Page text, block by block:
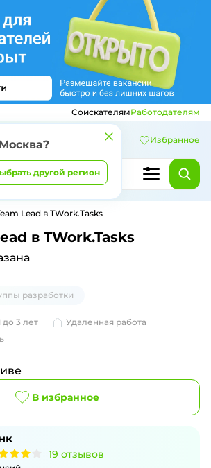
Москва?
другой регион
СоискателямРаботодателям
Избранное
Lead в TWork.Tasks
в TWork.Tasks
разработки
до 3 лет
Удаленная работа
В избранное
19 отзывов